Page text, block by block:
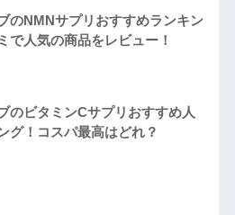
のNMNサプリおすすめランキン
で人気の商品をレビュー！
のビタミンCサプリおすすめ人
グ！コスパ最高はどれ？